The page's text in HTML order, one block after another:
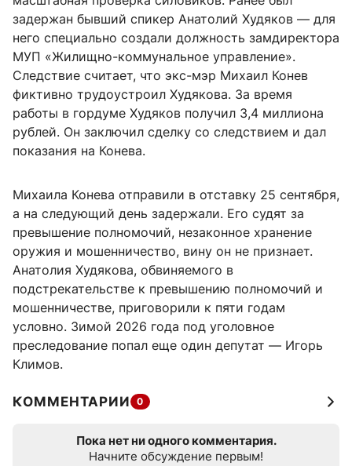
задержан бывший спикер Анатолий Худяков — для
него специально создали должность замдиректора
МУП «Жилищно-коммунальное управление».
Следствие считает, что экс-мэр Михаил Конев
фиктивно трудоустроил Худякова. За время
работы в гордуме Худяков получил 3,4 миллиона
рублей. Он заключил сделку со следствием и дал
показания на Конева.
Михаила Конева отправили в отставку 25 сентября,
а на следующий день задержали. Его судят за
превышение полномочий, незаконное хранение
оружия и мошенничество, вину он не признает.
Анатолия Худякова, обвиняемого в
подстрекательстве к превышению полномочий и
мошенничестве, приговорили к пяти годам
условно. Зимой 2026 года под уголовное
преследование попал еще один депутат — Игорь
Климов.
КОММЕНТАРИИ 0
Пока нет ни одного комментария.
Начните обсуждение первым!